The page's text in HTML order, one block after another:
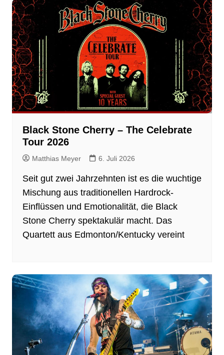
Black Stone Cherry – The Celebrate
Tour 2026
Matthias Meyer 6. Juli 2026
Seit gut zwei Jahrzehnten ist es die wuchtige
Mischung aus traditionellen Hardrock-
Einflüssen und Emotionalität, die Black
Stone Cherry spektakulär macht. Das
Quartett aus Edmonton/Kentucky vereint